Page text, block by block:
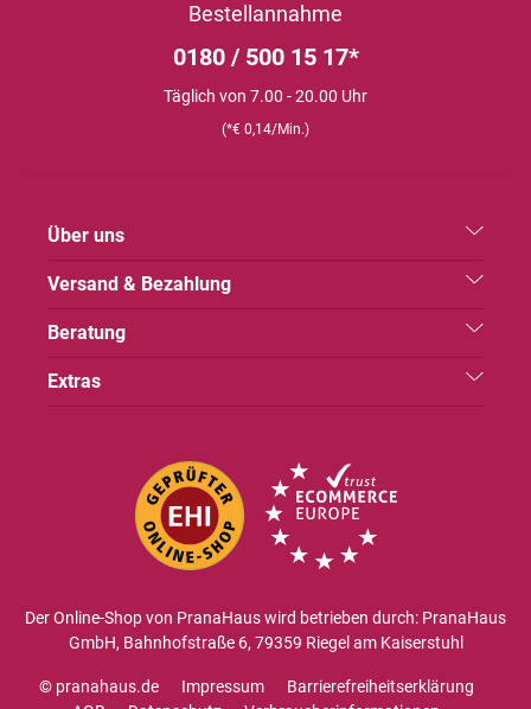
Bestellannahme
0180 / 500 15 17*
Täglich von 7.00 - 20.00 Uhr
(*€ 0,14/Min.)
Über uns
Versand & Bezahlung
Beratung
Extras
Der Online-Shop von PranaHaus wird betrieben durch: PranaHaus
GmbH, Bahnhofstraße 6, 79359 Riegel am Kaiserstuhl
© pranahaus.de Impressum
Barrierefreiheitserklärung